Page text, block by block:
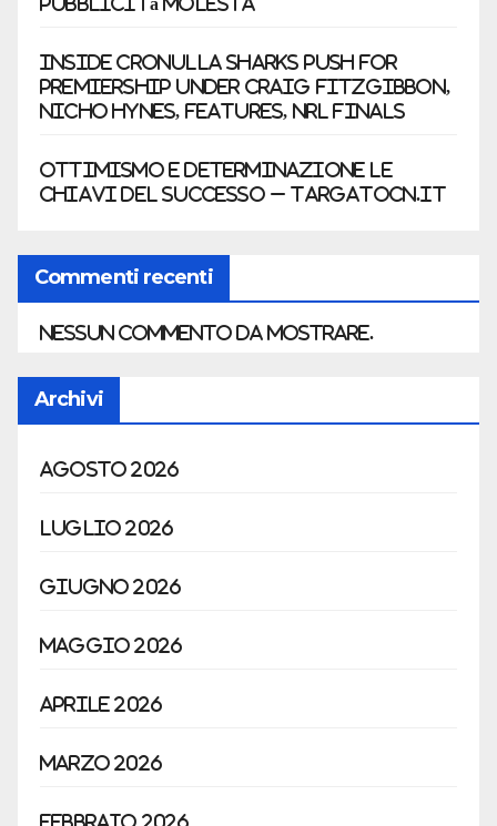
Inside Cronulla Sharks push for
premiership under Craig Fitzgibbon,
Nicho Hynes, features, NRL finals
ottimismo e determinazione le
chiavi del successo – Targatocn.it
Commenti recenti
Nessun commento da mostrare.
Archivi
Agosto 2026
Luglio 2026
Giugno 2026
Maggio 2026
Aprile 2026
Marzo 2026
Febbraio 2026